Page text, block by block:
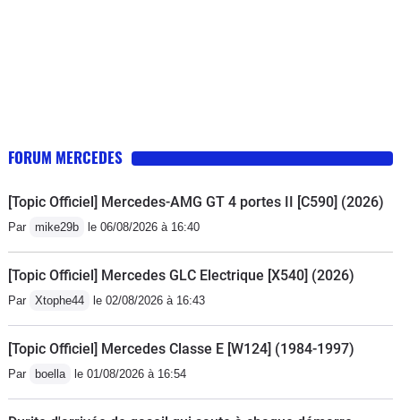
FORUM MERCEDES
[Topic Officiel] Mercedes-AMG GT 4 portes II [C590] (2026)
Par mike29b le 06/08/2026 à 16:40
[Topic Officiel] Mercedes GLC Electrique [X540] (2026)
Par Xtophe44 le 02/08/2026 à 16:43
[Topic Officiel] Mercedes Classe E [W124] (1984-1997)
Par boella le 01/08/2026 à 16:54